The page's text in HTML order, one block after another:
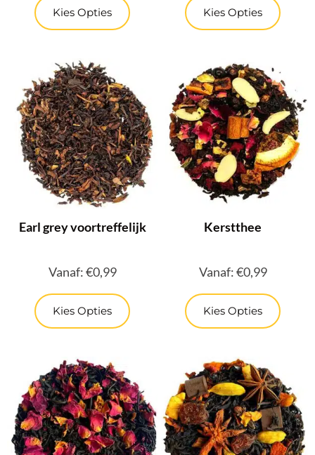
Kies Opties Kies Opties
Earl grey voortreffelijk
Vanaf:€0,99
Kies Opties
Kerstthee
Vanaf:€0,99
Kies Opties